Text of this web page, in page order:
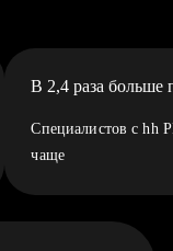
В 2,4 раза больше
Специалистов с hh
чаще